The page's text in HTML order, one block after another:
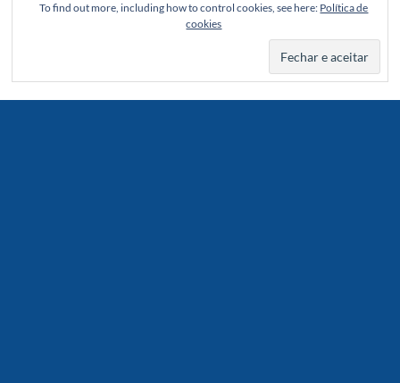
To find out more, including how to control cookies, see here: Política de
cookies